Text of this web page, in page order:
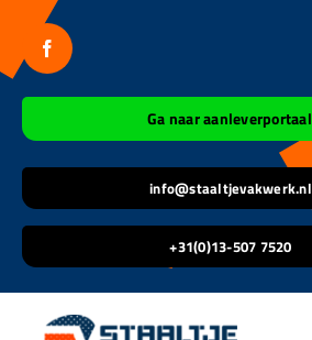
inhoud
Ga naar aanleverportaal
info@staaltjevakwerk.nl
+31(0)13-507 7520